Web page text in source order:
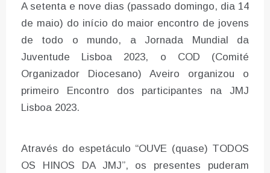
A setenta e nove dias (passado domingo, dia 14
de maio) do início do maior encontro de jovens
de todo o mundo, a Jornada Mundial da
Juventude Lisboa 2023, o COD (Comité
Organizador Diocesano) Aveiro organizou o
primeiro Encontro dos participantes na JMJ
Lisboa 2023.
Através do espetáculo “OUVE (quase) TODOS
OS HINOS DA JMJ”, os presentes puderam